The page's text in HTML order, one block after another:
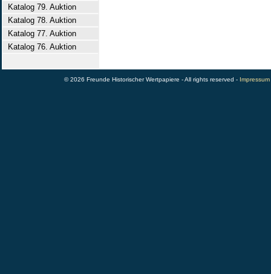
Katalog 79. Auktion
Katalog 78. Auktion
Katalog 77. Auktion
Katalog 76. Auktion
© 2026 Freunde Historischer Wertpapiere - All rights reserved - Impressum